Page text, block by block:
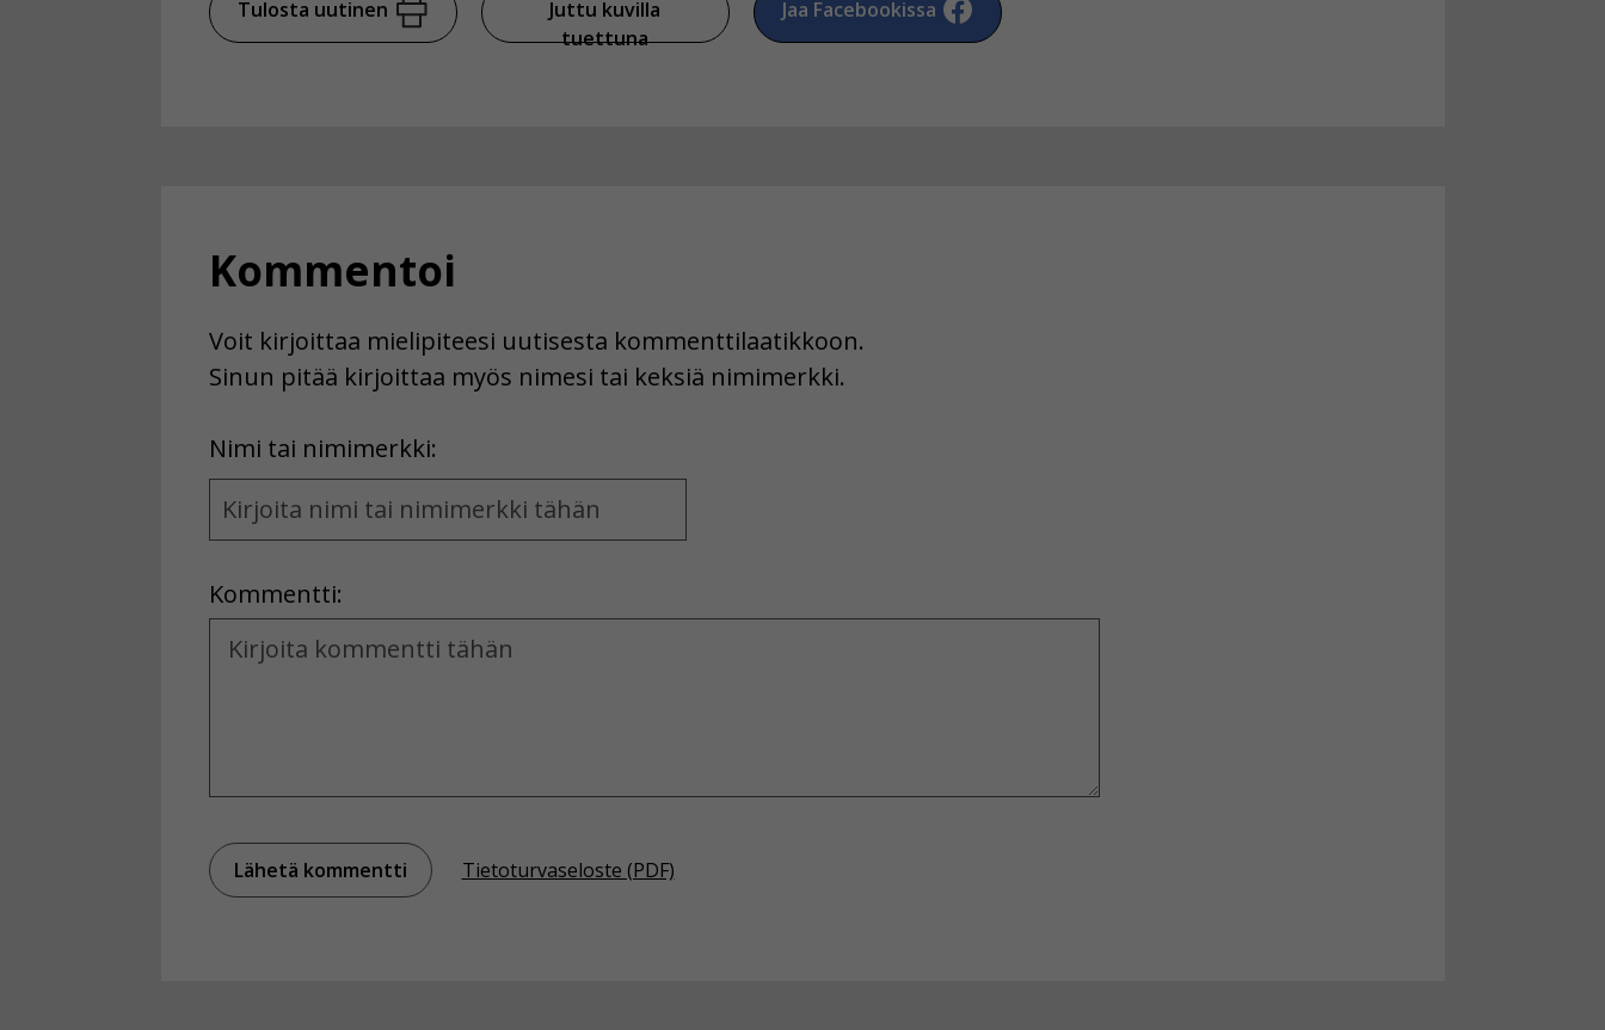
Tulosta uutinen
Juttu kuvilla
tuettuna
Jaa Facebookissa
Kommentoi
Voit kirjoittaa mielipiteesi uutisesta kommenttilaatikkoon.
Sinun pitää kirjoittaa myös nimesi tai keksiä nimimerkki.
Nimi tai nimimerkki:
Name
and
Kommentti:
Kommentti
Tietoturvaseloste (PDF)